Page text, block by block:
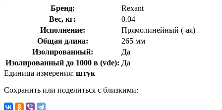
Бренд:
Rexant
Вес, кг:
0.04
Исполнение:
Прямолинейный (-ая)
Общая длина:
265 мм
Изолированный:
Да
Изолированный до 1000 в (vde): Да
Единица измерения: штук
Сохранить или поделиться с близкими: